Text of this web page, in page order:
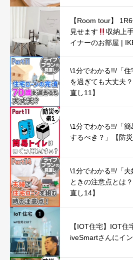
【Room tour】
見せます
収納上
イナーのお部屋 |
\1分でわかる!!/「
を過ぎても大丈夫
直し11】
\1分でわかる!!/「
するべき？」【防
\1分でわかる!!/「
ときの注意点とは
直し14】
【IOT住宅】IOT
iveSmartさんにイ